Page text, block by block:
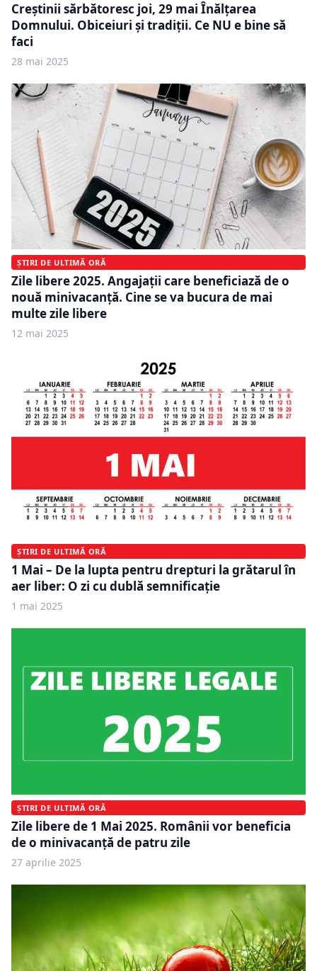
Creștinii sărbătoresc joi, 29 mai Înălțarea
Domnului. Obiceiuri și tradiții. Ce NU e bine să
faci
28 mai 2025
ȘTIRI DE ULTIMĂ ORĂ
Zile libere 2025. Angajații care beneficiază de o
nouă minivacanță. Cine se va bucura de mai
multe zile libere
12 mai 2025
ȘTIRI DE ULTIMĂ ORĂ
1 Mai – De la lupta pentru drepturi la grătarul în
aer liber: O zi cu dublă semnificație
1 mai 2025
ȘTIRI DE ULTIMĂ ORĂ
Zile libere de 1 Mai 2025. Românii vor beneficia
de o minivacanță de patru zile
27 aprilie 2025